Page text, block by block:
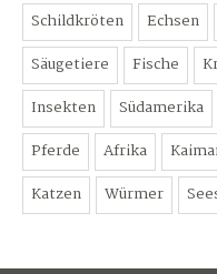
Schildkröten
Echsen
Säugetiere
Fische
Insekten
Südamerika
Pferde
Afrika
Katzen
Würmer